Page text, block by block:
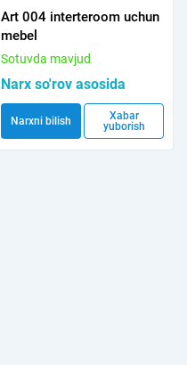
Art 004 interteroom uchun
mebel
Sotuvda mavjud
Narx so'rov asosida
Narxni bilish
Xabar
yuborish